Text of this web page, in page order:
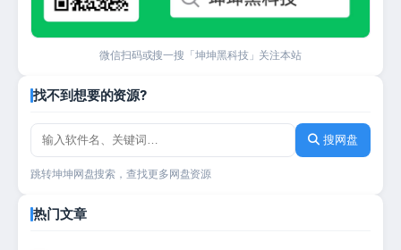
微信扫码或搜一搜「坤坤黑科技」关注本站
找不到想要的资源?
搜网盘
跳转坤坤网盘搜索，查找更多网盘资源
热门文章